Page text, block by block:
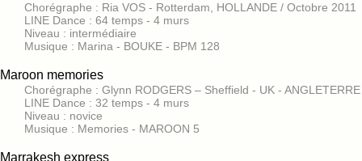
Chorégraphe : Ria VOS - Rotterdam, HOLLANDE / Octobre 2011
LINE Dance : 64 temps - 4 murs
Niveau : intermédiaire
Musique : Marina - BOUKE - BPM 128
Maroon memories
Chorégraphe : Glynn RODGERS – Sheffield - UK -
LINE Dance : 32 temps - 4 murs
Niveau : novice
Musique : Memories - MAROON 5
Marrakesh express